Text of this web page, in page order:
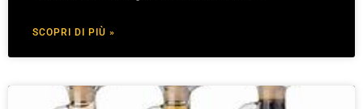
SCOPRI DI PIÙ »